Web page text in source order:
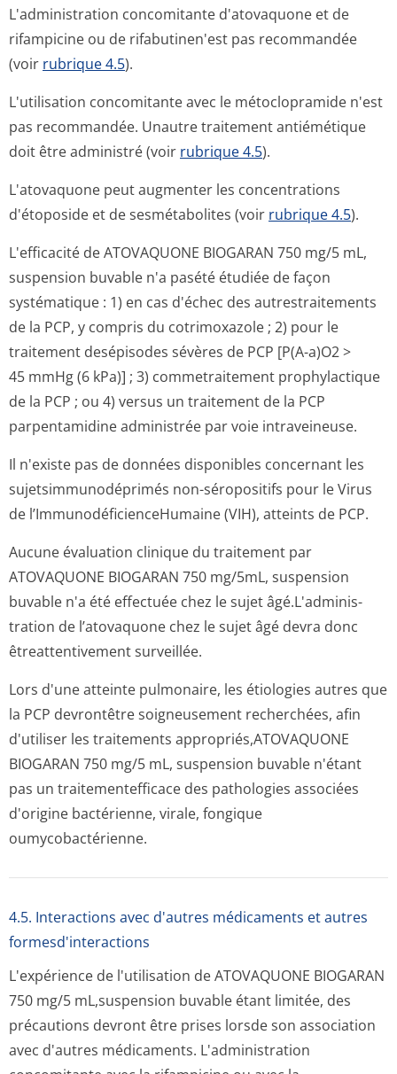
L'administration concomitante d'atovaquone et de
rifampicine ou de rifabutinen'est pas recommandée
(voir rubrique 4.5).
L'utilisation concomitante avec le métoclopramide n'est
pas recommandée. Unautre traitement antiémétique
doit être administré (voir rubrique 4.5).
L'atovaquone peut augmenter les concentrations
d'étoposide et de sesmétabolites (voir rubrique 4.5).
L'efficacité de ATOVAQUONE BIOGARAN 750 mg/5 mL,
suspension buvable n'a pasété étudiée de façon
systématique : 1) en cas d'échec des autrestraitements
de la PCP, y compris du cotrimoxazole ; 2) pour le
traitement desépisodes sévères de PCP [P(A-a)O2 >
45 mmHg (6 kPa)] ; 3) commetraitement prophylactique
de la PCP ; ou 4) versus un traitement de la PCP
parpentamidine administrée par voie intraveineuse.
Il n'existe pas de données disponibles concernant les
sujetsimmunodé­primés non-séropositifs pour le Virus
de l’Immunodéfici­enceHumaine (VIH), atteints de PCP.
Aucune évaluation clinique du traitement par
ATOVAQUONE BIOGARAN 750 mg/5mL, suspension
buvable n'a été effectuée chez le sujet âgé.L'adminis­
tration de l’atovaquone chez le sujet âgé devra donc
êtreattentivement surveillée.
Lors d'une atteinte pulmonaire, les étiologies autres que
la PCP devrontêtre soigneusement recherchées, afin
d'utiliser les traitements appropriés,ATO­VAQUONE
BIOGARAN 750 mg/5 mL, suspension buvable n'étant
pas un traitementefficace des pathologies associées
d'origine bactérienne, virale, fongique
oumycobactérienne.
4.5. Interactions avec d'autres médicaments et autres
formesd'interactions
L'expérience de l'utilisation de ATOVAQUONE BIOGARAN
750 mg/5 mL,suspension buvable étant limitée, des
précautions devront être prises lorsde son association
avec d'autres médicaments. L'administration